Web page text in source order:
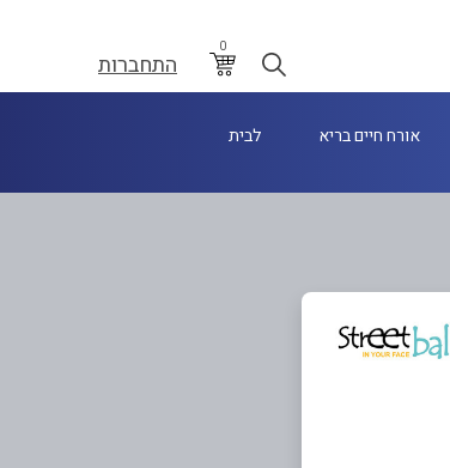
0
התחברות
אורח חיים בריא לבית